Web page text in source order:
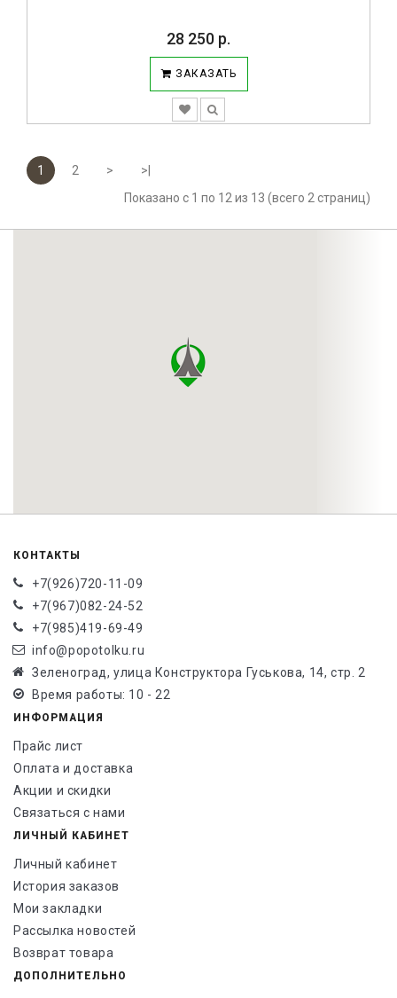
28 250 р.
ЗАКАЗАТЬ
1 2 >
>|
Показано с 1 по 12 из 13 (всего 2 страниц)
КОНТАКТЫ
+7(926)720-11-09
+7(967)082-24-52
+7(985)419-69-49
info@popotolku.ru
Зеленоград, улица Конструктора Гуськова, 14, стр. 2
Время работы: 10 - 22
ИНФОРМАЦИЯ
Прайс лист
Оплата и доставка
Акции и скидки
Связаться с нами
ЛИЧНЫЙ КАБИНЕТ
Личный кабинет
История заказов
Мои закладки
Рассылка новостей
Возврат товара
ДОПОЛНИТЕЛЬНО